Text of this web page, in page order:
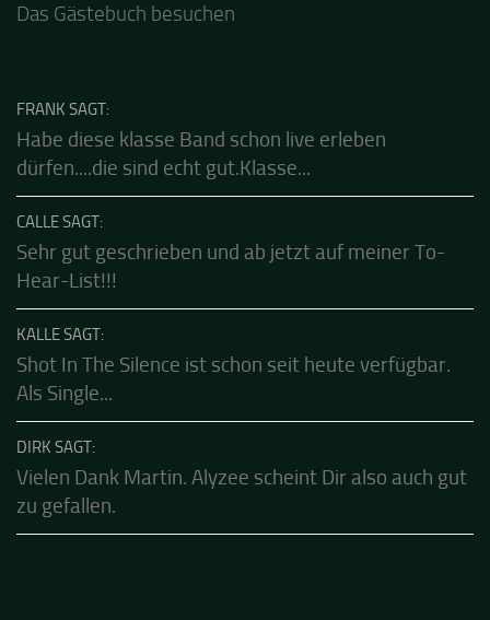
Stream ist eine schöne Zusammenfassung - Merci...
FRANK SAGT:
Habe diese klasse Band schon live erleben
dürfen....die sind echt gut.Klasse...
CALLE SAGT:
Sehr gut geschrieben und ab jetzt auf meiner To-
Hear-List!!!
KALLE SAGT:
Shot In The Silence ist schon seit heute verfügbar.
Als Single...
DIRK SAGT:
Vielen Dank Martin. Alyzee scheint Dir also auch gut
zu gefallen.